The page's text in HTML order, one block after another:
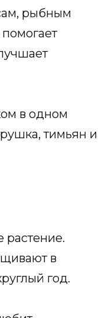
рыбным
в одном
тимьян и
в
год.